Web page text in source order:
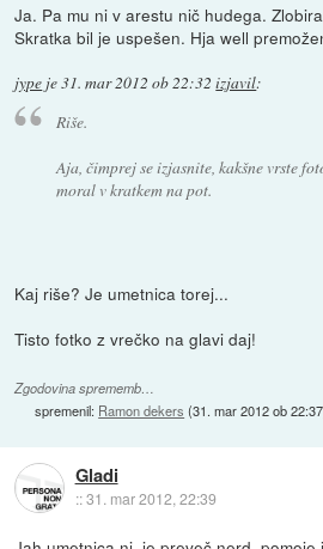
Ja. Pa mu ni v arestu nič hudega.
Skratka bil je uspešen. Hja well
jype je31. mar 2012 ob 22:32 izjavil:
Riše.
Aja, čimprej se izjasnite, kakšne vrste
moral v kratkem na pot.
Kaj riše? Je umetnica torej...
Tisto fotko z vrečko na glavi daj!
Zgodovina sprememb…
spremenil: Ramon dekers (31. mar 2012 ob 22:37
Gladi
::31. mar 2012, 22:39